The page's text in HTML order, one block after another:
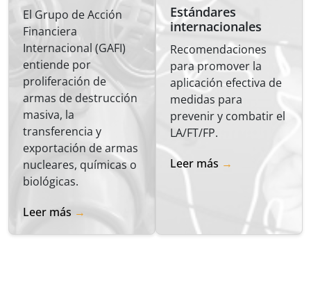
El Grupo de Acción
Financiera
Internacional (GAFI)
entiende por
proliferación de
armas de destrucción
masiva, la
transferencia y
exportación de armas
nucleares, químicas o
biológicas.
Leer más
Estándares
internacionales
Recomendaciones
para promover la
aplicación efectiva de
medidas para
prevenir y combatir el
LA/FT/FP.
Leer más